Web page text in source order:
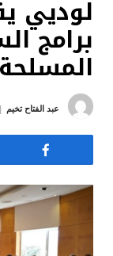
لوديي
برامج
عبد الفتاح تخيم